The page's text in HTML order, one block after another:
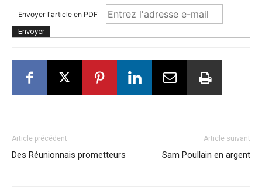
Envoyer l'article en PDF
Article précédent
Des Réunionnais prometteurs
Article suivant
Sam Poullain en argent